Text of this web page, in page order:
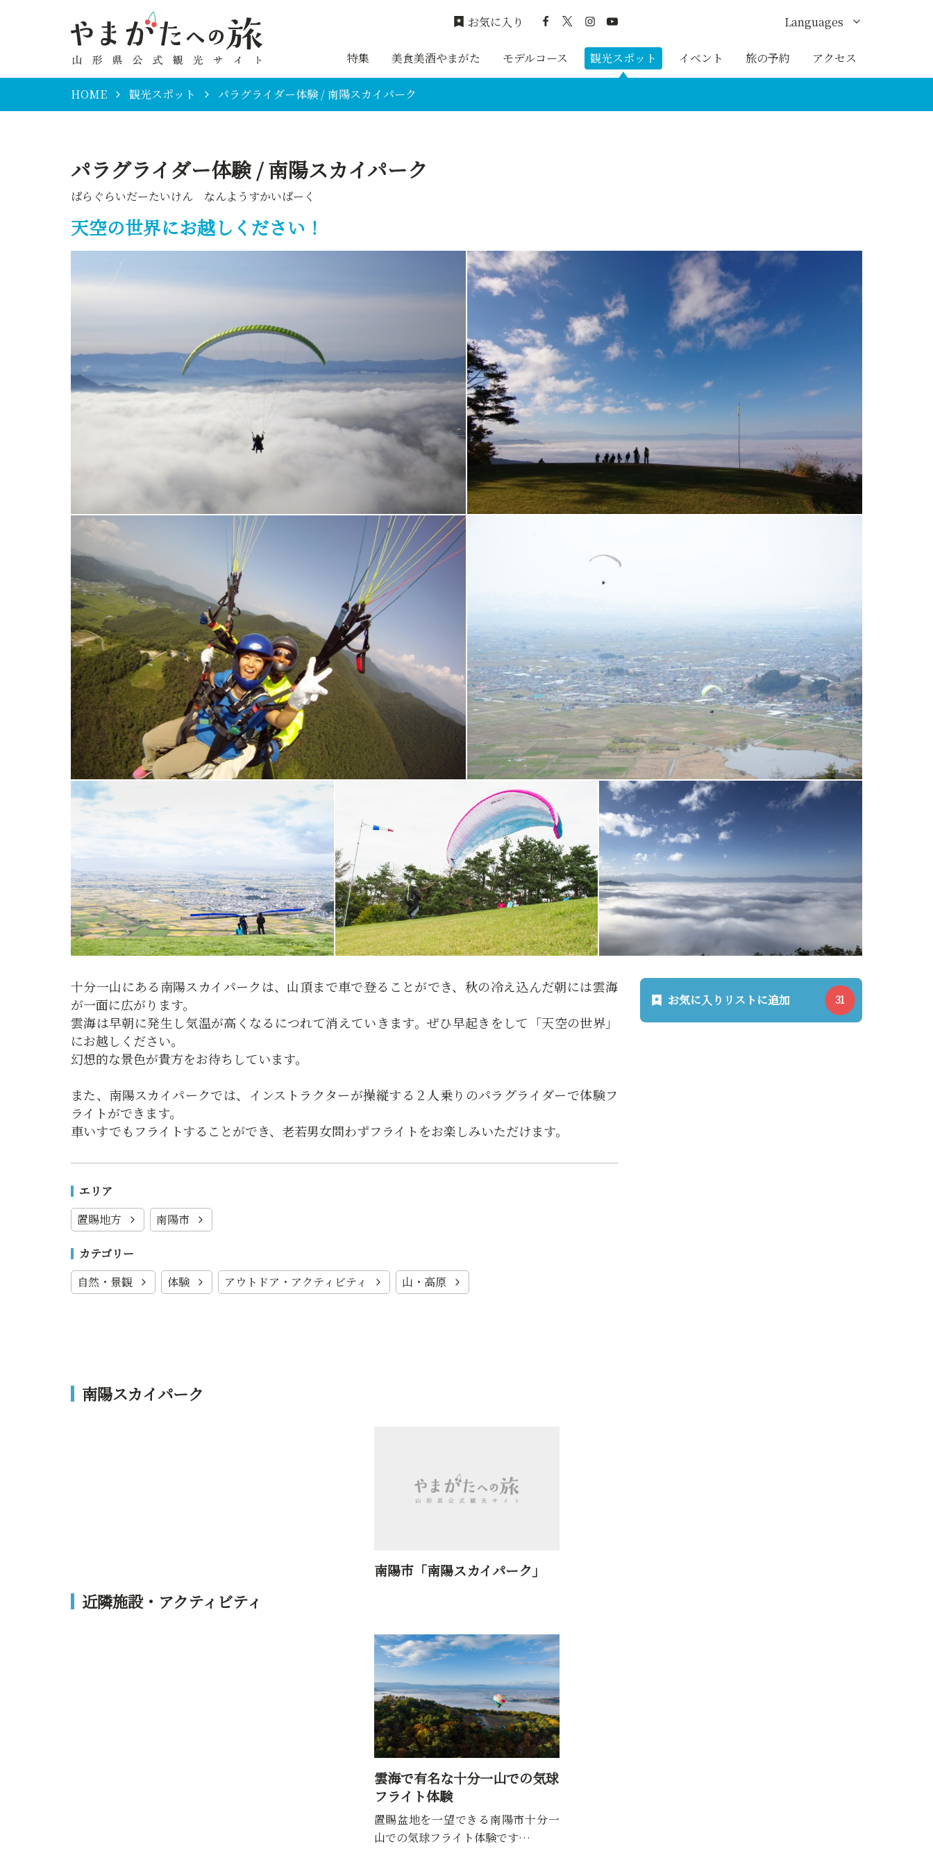
特集 美食美酒やまがた モデルコース 観光スポット イベント 旅の予約 アクセス
お気に入り Languages
English
HOME 観光スポット パラグライダー体験 / 南陽スカイパーク
パラグライダー体験 / 南陽スカイパーク
ぱらぐらいだーたいけん なんようすかいぱーく
天空の世界にお越しください！
十分一山にある南陽スカイパークは、山頂まで車で登ることができ、秋の冷え込んだ朝には雲海
が一面に広がります。
雲海は早朝に発生し気温が高くなるにつれて消えていきます。ぜひ早起きをして「天空の世界」
にお越しください。
幻想的な景色が貴方をお待ちしています。
また、南陽スカイパークでは、インストラクターが操縦する２人乗りのパラグライダーで体験フ
ライトができます。
車いすでもフライトすることができ、老若男女問わずフライトをお楽しみいただけます。
エリア
置賜地方
南陽市
カテゴリー
自然・景観
体験 アウトドア・アクティビティ 山・高原
お気に入りリストに追加
南陽スカイパーク
南陽市「南陽スカイパーク」
近隣施設・アクティビティ
雲海で有名な十分一山での気球
フライト体験
置賜盆地を一望できる南陽市十分一
山での気球フライト体験です…